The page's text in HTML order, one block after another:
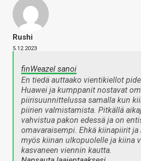
Rushi
5.12.2023
finWeazel sanoi
En tiedä auttaako vientikiellot
Huawei ja kumppanit nostavat
piirisuunnittelussa samalla kun
piirien valmistamista. Pitkällä
vahvistua pakon edessä ja on
omavaraisempi. Ehkä kiinapiirit
myös kiinan ulkopuolelle ja kiina
kasvaneen viennin kautta.